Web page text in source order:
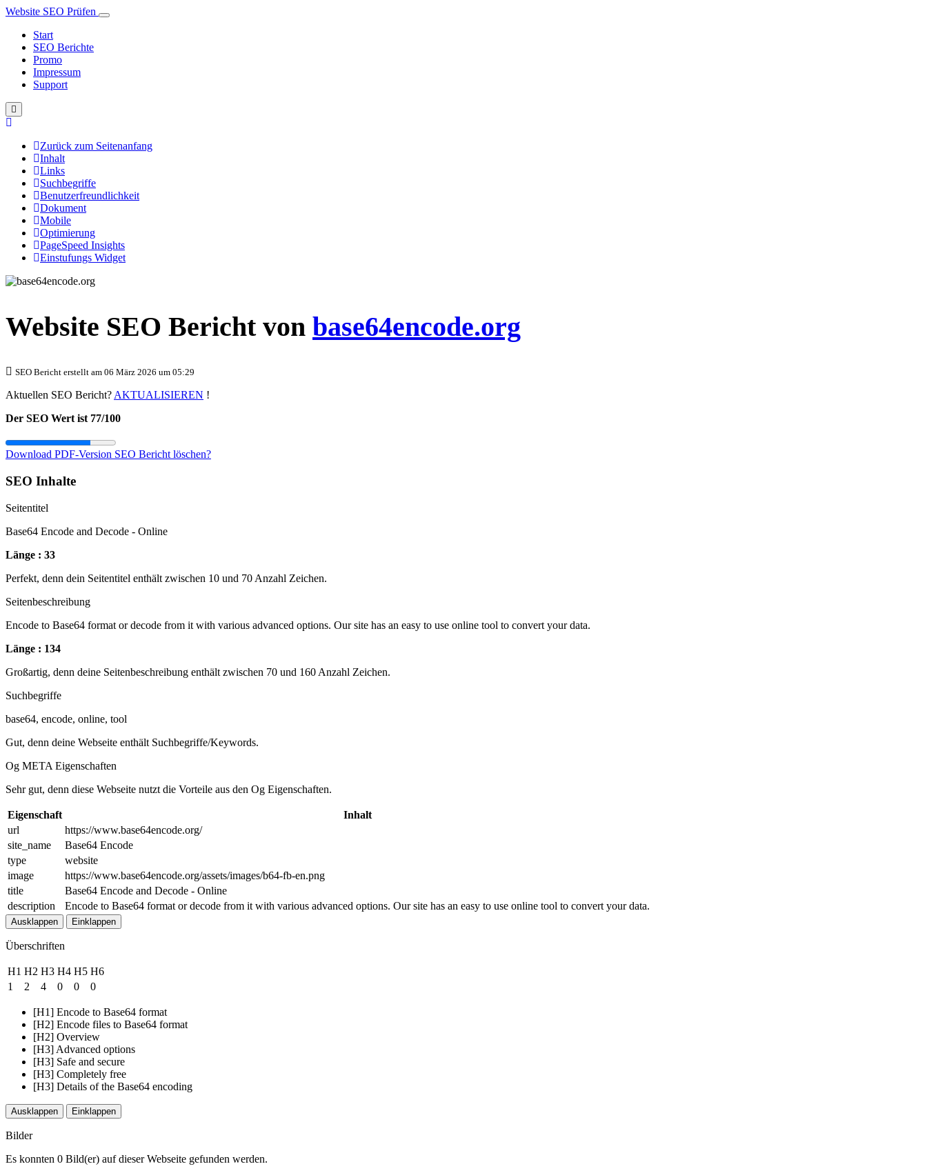
Website SEO Prüfen
Start
SEO Berichte
Promo
Impressum
Support
Zurück zum Seitenanfang
Inhalt
Links
Suchbegriffe
Benutzerfreundlichkeit
Dokument
Mobile
Optimierung
PageSpeed Insights
Einstufungs Widget
Website SEO Bericht von base64encode.org
SEO Bericht erstellt am 06 März 2026 um 05:29
Aktuellen SEO Bericht? AKTUALISIEREN !
Der SEO Wert ist 77/100
Download PDF-Version SEO Bericht löschen?
SEO Inhalte
Seitentitel
Base64 Encode and Decode - Online
Länge : 33
Perfekt, denn dein Seitentitel enthält zwischen 10 und 70 Anzahl Zeichen.
Seitenbeschreibung
Encode to Base64 format or decode from it with various advanced options. Our site has an easy to use online tool to convert your data.
Länge : 134
Großartig, denn deine Seitenbeschreibung enthält zwischen 70 und 160 Anzahl Zeichen.
Suchbegriffe
base64, encode, online, tool
Gut, denn deine Webseite enthält Suchbegriffe/Keywords.
Og META Eigenschaften
Sehr gut, denn diese Webseite nutzt die Vorteile aus den Og Eigenschaften.
Eigenschaft
Inhalt
url
https://www.base64encode.org/
site_name
Base64 Encode
type
website
image
https://www.base64encode.org/assets/images/b64-fb-en.png
title
Base64 Encode and Decode - Online
description
Encode to Base64 format or decode from it with various advanced options. Our site has an easy to use online tool to convert your data.
Ausklappen Einklappen
Überschriften
H1 H2 H3 H4 H5 H6
1
2 4 0 0 0
[H1] Encode to Base64 format
[H2] Encode files to Base64 format
[H2] Overview
[H3] Advanced options
[H3] Safe and secure
[H3] Completely free
[H3] Details of the Base64 encoding
Ausklappen Einklappen
Bilder
Es konnten 0 Bild(er) auf dieser Webseite gefunden werden.